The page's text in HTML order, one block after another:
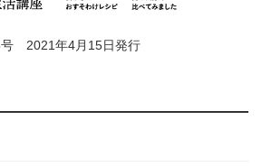
2021年4月15日発行